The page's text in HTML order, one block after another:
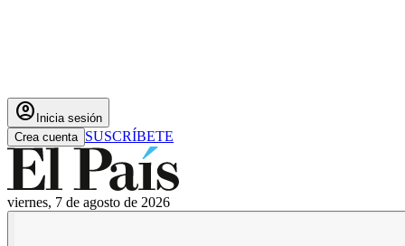
account_circle Inicia sesión
Crea cuenta SUSCRÍBETE
viernes, 7 de agosto de 2026